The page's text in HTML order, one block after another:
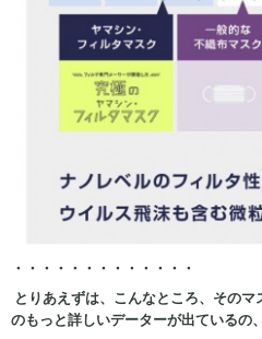
・・・・・・・・・・・・・
とりあえずは、こんなところ、その
のもっと詳しいデーターが出ているの